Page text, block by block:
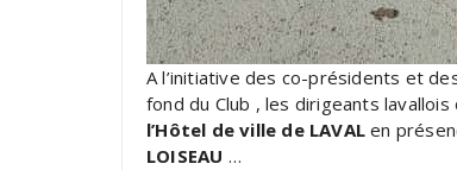
A l’initiative des co-présidents et
fond du Club , les dirigeants
l’Hôtel de ville de LAVAL en
LOISEAU …